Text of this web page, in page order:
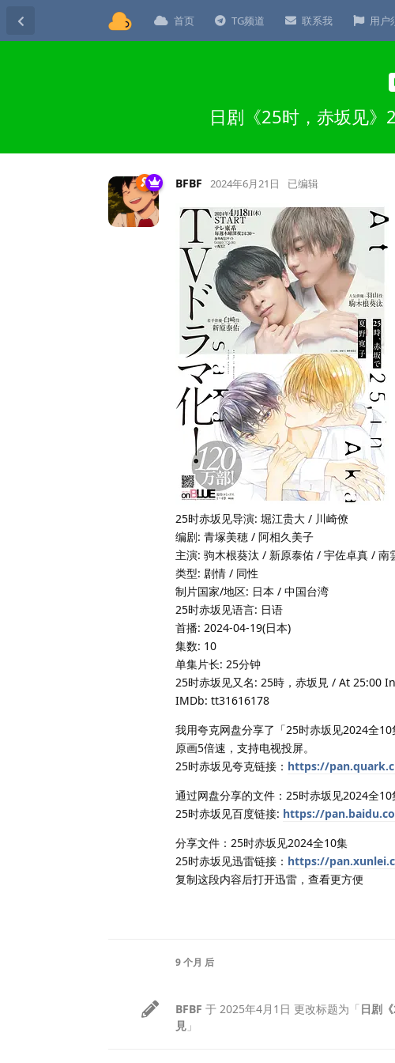
首页 TG频道 联系我 用户
日剧《25时，赤坂见
BFBF 2024年6月21日 已编辑
25时赤坂见导演: 堀江贵大 / 川崎僚
编剧: 青塚美穂 / 阿相久美子
主演: 驹木根葵汰 / 新原泰佑 / 宇佐卓真 / 南
类型: 剧情 / 同性
制片国家/地区: 日本 / 中国台湾
25时赤坂见语言: 日语
首播: 2024-04-19(日本)
集数: 10
单集片长: 25分钟
25时赤坂见又名: 25時，赤坂見 / At 25:00
IMDb: tt31616178
我用夸克网盘分享了「25时赤坂见2024全
原画5倍速，支持电视投屏。
25时赤坂见夸克链接： https://
通过网盘分享的文件：25时赤坂见2024全10
25时赤坂见百度链接: https://
分享文件：25时赤坂见2024全10集
25时赤坂见迅雷链接： https://
复制这段内容后打开迅雷，查看更方便
9 个月 后
BFBF 于 2025年4月1日 更改标题为「日剧
見 」